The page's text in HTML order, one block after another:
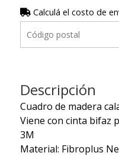
Calculá el costo de
Descripción
Cuadro de madera
Viene con cinta bifaz
3M
Material: Fibroplus